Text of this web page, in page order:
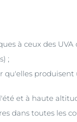
à ceux des UVA
;
et à haute
dans toutes les